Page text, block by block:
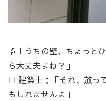
👵「うちの壁、ちょっと
ら大丈夫よね？」
👷‍♂️建築士：「それ、放っ
もしれませんよ」